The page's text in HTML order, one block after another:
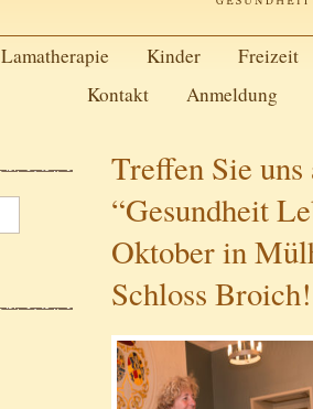
Lamatherapie Kinder
Freizeit
Kontakt
Anmeldung
Treffen Sie
“Gesundheit
Oktober in
Schloss Broich!